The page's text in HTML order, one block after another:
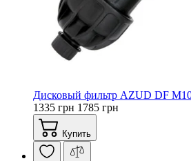
Дисковый фильтр AZUD DF
1335 грн 1785 грн
Купить